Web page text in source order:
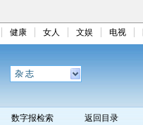
健康 女人 文娱 电视
杂 志
数字报检索 返回目录